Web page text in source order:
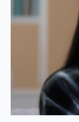
memastikan Si
Dengan lapisan
Skin Protection
lainnya meliputi
meninggalkan
melindungi kulit
kenyamanan dan
segera dapatkan